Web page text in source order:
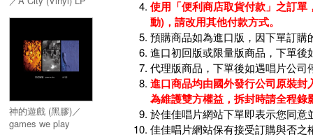
神的遊戲 (黑膠)／
games we play
使用「便利商店取貨付款」之訂
動)，請改用其他付款方式。
預購商品如為進口版，因下單訂
進口初回版或限量版商品，下單
代理版商品，下單後如遇唱片公司
進口商品均由國外發行公司原裝
為維護雙方權益，拆封時請全程
於佳佳唱片網站下單即表示您同意
佳佳唱片網站保有接受訂購與否之